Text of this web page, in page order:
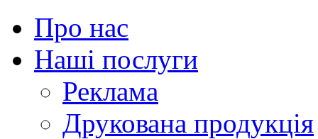
Про нас
Наші послуги
Реклама
Друкована продукція